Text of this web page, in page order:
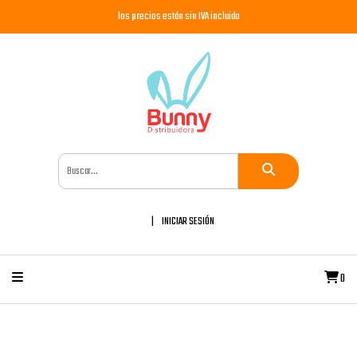
los precios están sin IVA incluido
INICIAR SESIÓN
0